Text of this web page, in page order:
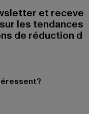
et receve
les tendances
de réduction d